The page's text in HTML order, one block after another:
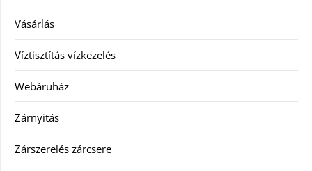
Vásárlás
Víztisztítás vízkezelés
Webáruház
Zárnyitás
Zárszerelés zárcsere